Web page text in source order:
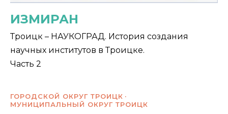
ИЗМИРАН
Троицк – НАУКОГРАД. История создания
научных институтов в Троицке.
Часть 2
ГОРОДСКОЙ ОКРУГ ТРОИЦК
МУНИЦИПАЛЬНЫЙ ОКРУГ ТРОИЦК